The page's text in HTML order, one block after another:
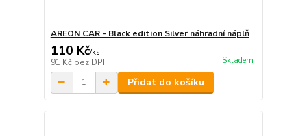
AREON CAR - Black edition Silver náhradní náplň
110 Kč/ks
91 Kč bez DPH Skladem
Přidat do košíku